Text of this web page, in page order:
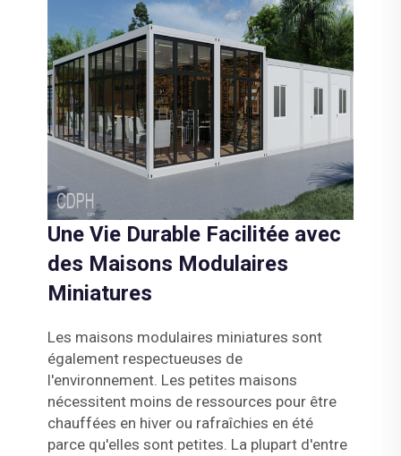
Une Vie Durable Facilitée avec
des Maisons Modulaires
Miniatures
Les maisons modulaires miniatures sont
également respectueuses de
l'environnement. Les petites maisons
nécessitent moins de ressources pour être
chauffées en hiver ou rafraîchies en été
parce qu'elles sont petites. La plupart d'entre